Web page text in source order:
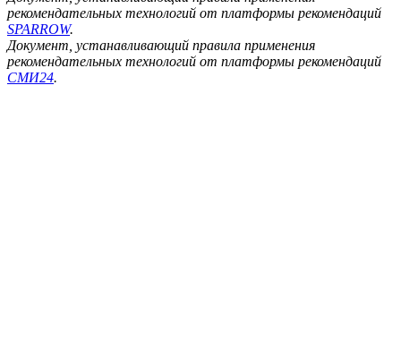
рекомендательных технологий от платформы рекомендаций
SPARROW.
Документ, устанавливающий правила применения
рекомендательных технологий от платформы рекомендаций
СМИ24.